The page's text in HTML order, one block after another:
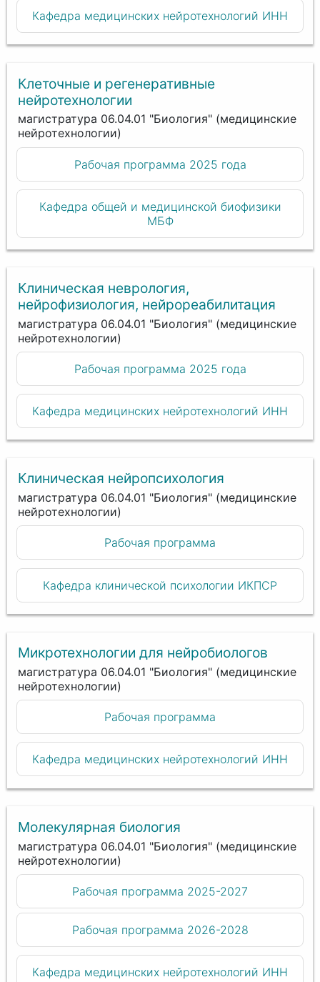
Кафедра медицинских нейротехнологий ИНН
Клеточные и регенеративные
нейротехнологии
магистратура 06.04.01 "Биология" (медицинские
нейротехнологии)
Рабочая программа 2025 года
Кафедра общей и медицинской биофизики
МБФ
Клиническая неврология,
нейрофизиология, нейрореабилитация
магистратура 06.04.01 "Биология" (медицинские
нейротехнологии)
Рабочая программа 2025 года
Кафедра медицинских нейротехнологий ИНН
Клиническая нейропсихология
магистратура 06.04.01 "Биология" (медицинские
нейротехнологии)
Рабочая программа
Кафедра клинической психологии ИКПСР
Микротехнологии для нейробиологов
магистратура 06.04.01 "Биология" (медицинские
нейротехнологии)
Рабочая программа
Кафедра медицинских нейротехнологий ИНН
Молекулярная биология
магистратура 06.04.01 "Биология" (медицинские
нейротехнологии)
Рабочая программа 2025-2027
Рабочая программа 2026-2028
Кафедра медицинских нейротехнологий ИНН